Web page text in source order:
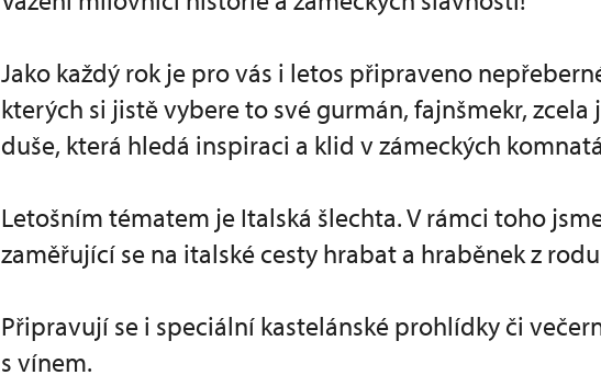
Jako každý rok je pro vás i letos připraveno
kterých si jistě vybere to své gurmán, fajnšmekr,
duše, která hledá inspiraci a klid v zámeckých
Letošním tématem je Italská šlechta. V rámci toho
zaměřující se na italské cesty hrabat a hraběnek z
Připravují se i speciální kastelánské prohlídky či
s vínem.